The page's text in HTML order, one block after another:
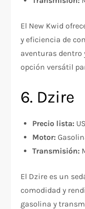
El New Kwid
y eficiencia de
aventuras dentro
opción versátil
6. Dzire
Precio lista:
Motor:
Transmisión:
El Dzire es un
comodidad y
gasolina y